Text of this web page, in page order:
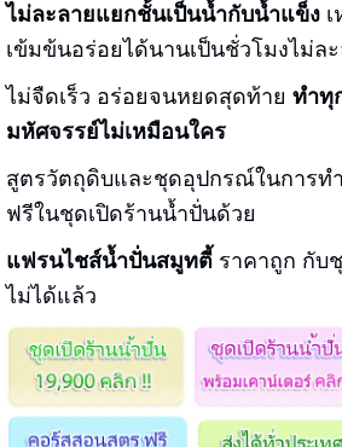
ไม่ละลายแยกชั้นเป็นน้ำกับน้ำแข็งเ
เข้มข้นอร่อยได้นานเป็นชั่วโมงไม่ล
ไม่จืดเร็ว อร่อยจนหยดสุดท้าย ทำทุ
มหัศจรรย์ไม่เหมือนใคร
สูตรวัตถุดิบและชุดอุปกรณ์ในการท
ฟรีในชุดเปิดร้านน้ำปั่นด้วย
แฟรนไชส์น้ำปั่นสมูทตี้ราคาถูก กับ
ไม่ได้แล้ว